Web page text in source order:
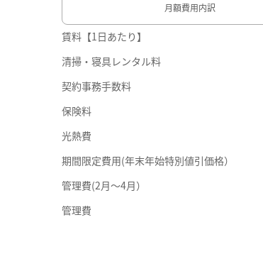
月額費用内訳
賃料【1日あたり】
清掃・寝具レンタル料
契約事務手数料
保険料
光熱費
期間限定費用(年末年始特別値引価格）
管理費(2月～4月）
管理費